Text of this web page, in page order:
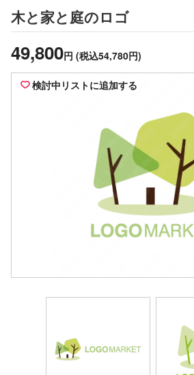
木と家と庭のロゴ
49,800円 (税込54,780円)
検討中リストに追加する